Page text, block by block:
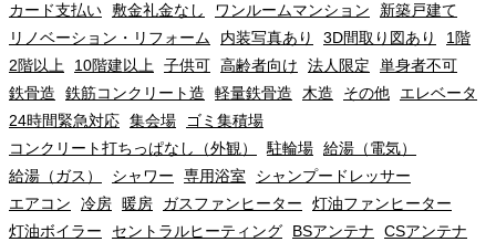
カード支払い 敷金礼金なし ワンルームマンション
新築戸建て
リノベーション・リフォーム
内装写真あり 3D間取り図あり
1階
2階以上
10階建以上 子供可 高齢者向け 法人限定
単身者不可
鉄骨造
鉄筋コンクリート造 軽量鉄骨造 木造 その他
エレベータ
24時間緊急対応 集会場
ゴミ集積場
コンクリート打ちっぱなし（外観）
駐輪場 給湯（電気）
給湯（ガス）
シャワー 専用浴室
シャンプードレッサー
エアコン
冷房 暖房 ガスファンヒーター
灯油ファンヒーター
灯油ボイラー
セントラルヒーティング BSアンテナ
CSアンテナ